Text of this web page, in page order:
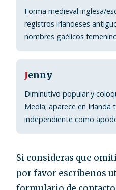
Forma medieval inglesa/
registros irlandeses
nombres gaélicos
Jenny
Diminutivo popular y
Media; aparece en
independiente como
Si consideras que
por favor escríbenos